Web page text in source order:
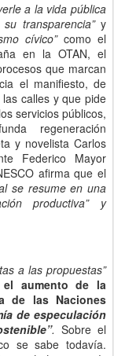
a la vida pública
transparencia”y
cívico”como el
en la OTAN, el
que marcan
el manifiesto, de
calles y que pide
servicios públicos,
regeneración
y novelista Carlos
Federico Mayor
afirma que el
se resume en una
productiva” y
a las propuestas”
el aumento de la
de las Naciones
de especulación
. Sobre el
se sabe todavía.